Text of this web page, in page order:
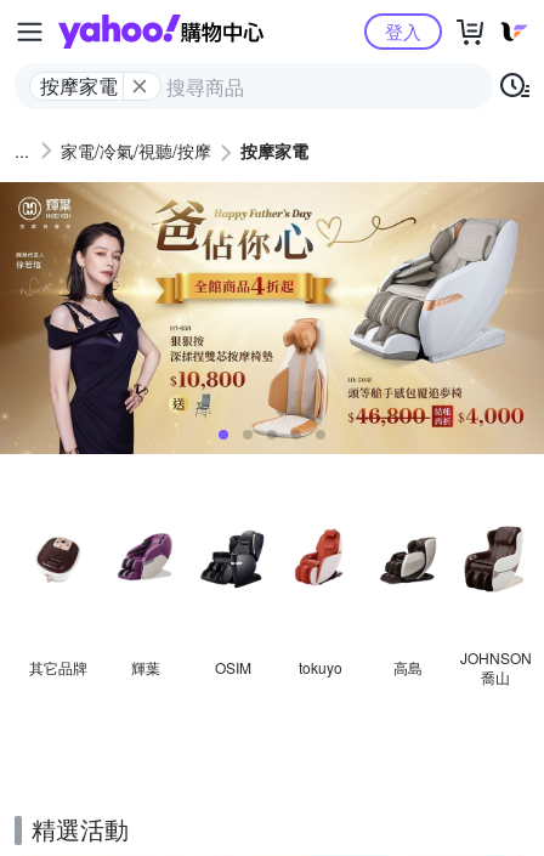
Yahoo購物中心
按摩家電
登入
家電/冷氣/視聽/按摩 按摩家電
其它品牌 輝葉 OSIM tokuyo 高島
JOHNSON
喬山
精選活動